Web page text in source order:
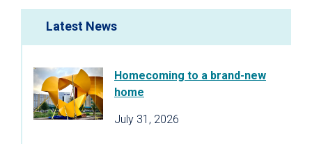
Latest News
Homecoming to a brand-new
home
July 31, 2026